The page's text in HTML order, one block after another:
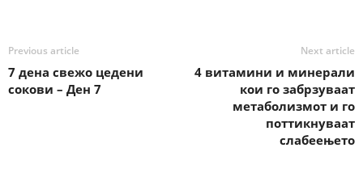
Previous article
7 дена свежо цедени
сокови – Ден 7
Next article
4 витамини и минерали
кои го забрзуваат
метаболизмот и го
поттикнуваат
слабеењето